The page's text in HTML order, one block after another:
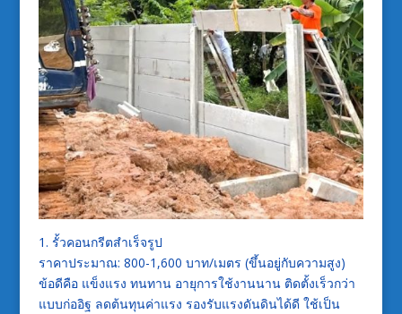
1. รั้วคอนกรีตสำเร็จรูป
ราคาประมาณ: 800-1,600 บาท/เมตร (ขึ้นอยู่กับความสูง)
ข้อดีคือ แข็งแรง ทนทาน อายุการใช้งานนาน ติดตั้งเร็วกว่า
แบบก่ออิฐ ลดต้นทุนค่าแรง รองรับแรงดันดินได้ดี ใช้เป็น